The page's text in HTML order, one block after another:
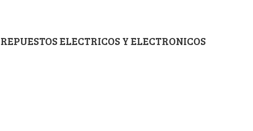
REPUESTOS ELECTRICOS Y ELECTRONICOS